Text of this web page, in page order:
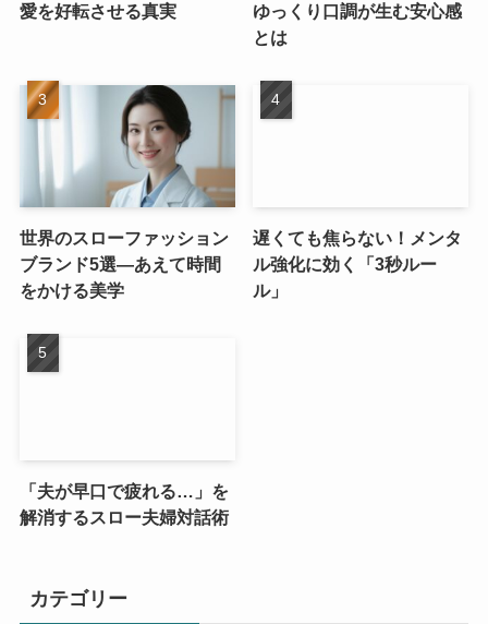
愛を好転させる真実
ゆっくり口調が生む安心感
とは
世界のスローファッション
ブランド5選—あえて時間
をかける美学
遅くても焦らない！メンタ
ル強化に効く「3秒ルー
ル」
「夫が早口で疲れる…」を
解消するスロー夫婦対話術
カテゴリー